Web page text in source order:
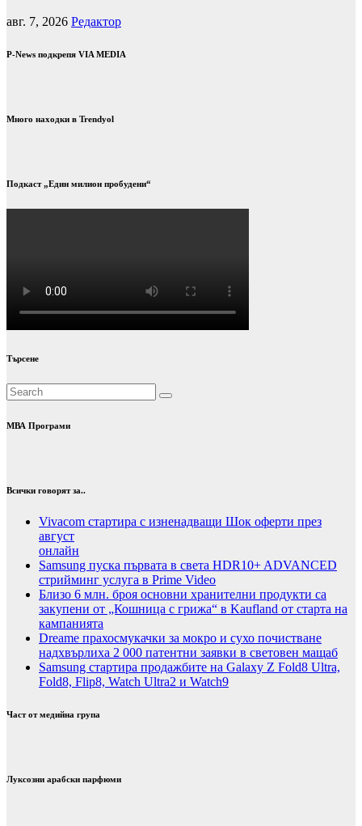
авг. 7, 2026 Редактор
P-News подкрепя VIA MEDIA
Много находки в Trendyol
Подкаст „Един милион пробудени“
Търсене
МВА Програми
Всички говорят за..
Vivacom стартира с изненадващи Шок оферти през
август
онлайн
Samsung пуска първата в света HDR10+ ADVANCED
стрийминг услуга в Prime Video
Близо 6 млн. броя основни хранителни продукти са
закупени от „Кошница с грижа“ в Kaufland от старта на
кампанията
Dreame прахосмукачки за мокро и сухо почистване
надхвърлиха 2 000 патентни заявки в световен мащаб
Samsung стартира продажбите на Galaxy Z Fold8 Ultra,
Fold8, Flip8, Watch Ultra2 и Watch9
Част от медийна група
Луксозни арабски парфюми